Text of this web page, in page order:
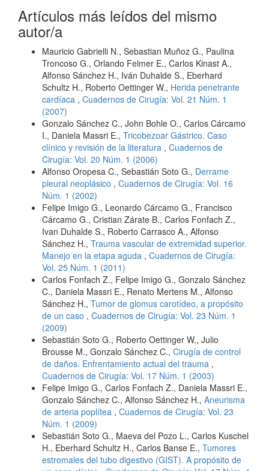
Artículos más leídos del mismo
autor/a
Mauricio Gabrielli N., Sebastian Muñoz G., Paulina
Troncoso G., Orlando Felmer E., Carlos Kinast A.,
Alfonso Sánchez H., Iván Duhalde S., Eberhard
Schultz H., Roberto Oettinger W., Herida penetrante
cardíaca , Cuadernos de Cirugía: Vol. 21 Núm. 1
(2007)
Gonzalo Sánchez C., John Bohle O., Carlos Cárcamo
I., Daniela Massri E., Tricobezoar Gástrico. Caso
clínico y revisión de la literatura , Cuadernos de
Cirugía: Vol. 20 Núm. 1 (2006)
Alfonso Oropesa C., Sebastián Soto G., Derrame
pleural neoplásico , Cuadernos de Cirugía: Vol. 16
Núm. 1 (2002)
Felipe Imigo G., Leonardo Cárcamo G., Francisco
Cárcamo G., Cristian Zárate B., Carlos Fonfach Z.,
Ivan Duhalde S., Roberto Carrasco A., Alfonso
Sánchez H., Trauma vascular de extremidad superior.
Manejo en la etapa aguda , Cuadernos de Cirugía:
Vol. 25 Núm. 1 (2011)
Carlos Fonfach Z., Felipe Imigo G., Gonzalo Sánchez
C., Daniela Massri E., Renato Mertens M., Alfonso
Sánchez H., Tumor de glomus carotídeo, a propósito
de un caso , Cuadernos de Cirugía: Vol. 23 Núm. 1
(2009)
Sebastián Soto G., Roberto Oettinger W., Julio
Brousse M., Gonzalo Sánchez C., Cirugía de control
de daños. Enfrentamiento actual del trauma ,
Cuadernos de Cirugía: Vol. 17 Núm. 1 (2003)
Felipe Imigo G., Carlos Fonfach Z., Daniela Massri E.,
Gonzalo Sánchez C., Alfonso Sánchez H., Aneurisma
de arteria poplítea , Cuadernos de Cirugía: Vol. 23
Núm. 1 (2009)
Sebastián Soto G., Maeva del Pozo L., Carlos Kuschel
H., Eberhard Schultz H., Carlos Banse E., Tumores
estromales del tubo digestivo (GIST). A propósito de